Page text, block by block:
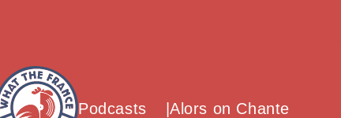
What The France – Back to homepage
Podcasts Alors on Chante